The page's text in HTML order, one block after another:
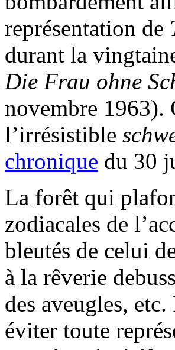
représentation de
durant la
Die Frau ohne
novembre 1963).
l’irrésistible
chronique du 30
La forêt qui
zodiacales de
bleutés de celui
à la rêverie
des aveugles,
éviter toute